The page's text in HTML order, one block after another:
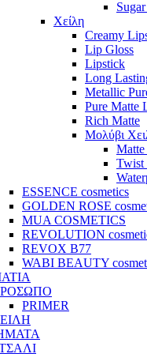
Χείλη
Creamy
Lip Gloss
Lipstick
Long
Metallic
Pure Matte
Rich Matte
Μολύβι
Twist
ESSENCE cosmetics
GOLDEN ROSE
MUA COSMETICS
REVOLUTION
REVOX B77
WABI BEAUTY
PRIMER